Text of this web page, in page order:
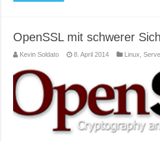
OpenSSL mit schwerer
Kevin Soldato 8. April 2014 Linux ,